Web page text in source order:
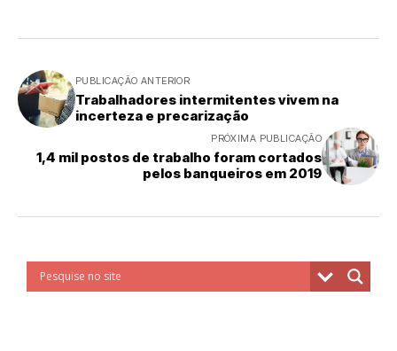
PUBLICAÇÃO ANTERIOR
Trabalhadores intermitentes vivem na
incerteza e precarização
PRÓXIMA PUBLICAÇÃO
1,4 mil postos de trabalho foram cortados
pelos banqueiros em 2019